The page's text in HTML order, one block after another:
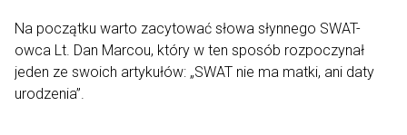
Na początku warto zacytować słowa słynnego SWAT-
owca Lt. Dan Marcou, który w ten sposób rozpoczynał
jeden ze swoich artykułów: „SWAT nie ma matki, ani daty
urodzenia”.